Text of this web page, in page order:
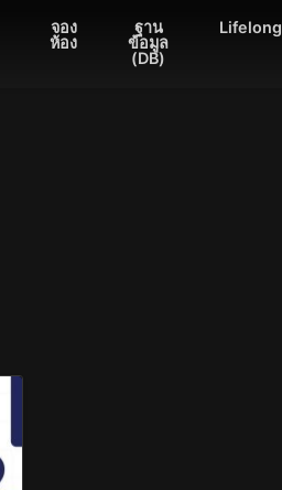
จอง
ห้อง
ฐาน
ข้อมูล
(DB)
Lifelong